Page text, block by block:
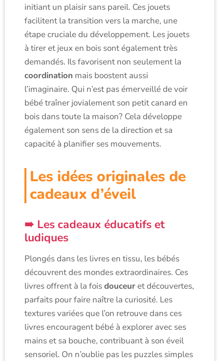
initiant un plaisir sans pareil. Ces jouets
facilitent la transition vers la marche, une
étape cruciale du développement. Les jouets
à tirer et jeux en bois sont également très
demandés. Ils favorisent non seulement la
coordination mais boostent aussi
l’imaginaire. Qui n’est pas émerveillé de voir
bébé traîner jovialement son petit canard en
bois dans toute la maison? Cela développe
également son sens de la direction et sa
capacité à planifier ses mouvements.
Les idées originales de
cadeaux d’éveil
Les cadeaux éducatifs et
ludiques
Plongés dans les livres en tissu, les bébés
découvrent des mondes extraordinaires. Ces
livres offrent à la foisdouceuret découvertes,
parfaits pour faire naître la curiosité. Les
textures variées que l’on retrouve dans ces
livres encouragent bébé à explorer avec ses
mains et sa bouche, contribuant à son éveil
sensoriel. On n’oublie pas les puzzles simples